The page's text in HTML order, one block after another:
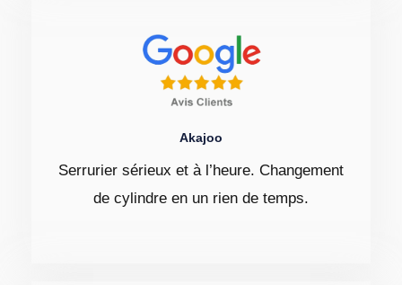
Akajoo
Serrurier sérieux et à l’heure. Changement
de cylindre en un rien de temps.